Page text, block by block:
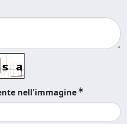
nell'immagine